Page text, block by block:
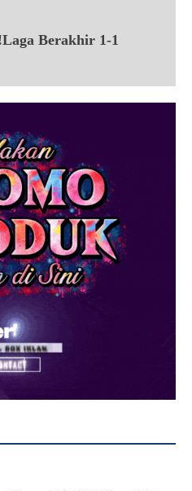
Berakhir 1-1